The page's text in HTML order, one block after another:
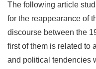
The following article
for the reappearance of
discourse between the
first of them is related to
and political tendencies